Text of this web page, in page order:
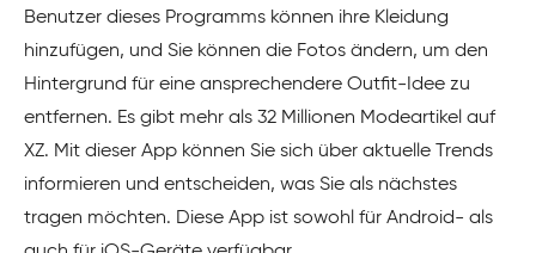
Benutzer dieses Programms können ihre Kleidung
hinzufügen, und Sie können die Fotos ändern, um den
Hintergrund für eine ansprechendere Outfit-Idee zu
entfernen. Es gibt mehr als 32 Millionen Modeartikel auf
XZ. Mit dieser App können Sie sich über aktuelle Trends
informieren und entscheiden, was Sie als nächstes
tragen möchten. Diese App ist sowohl für Android- als